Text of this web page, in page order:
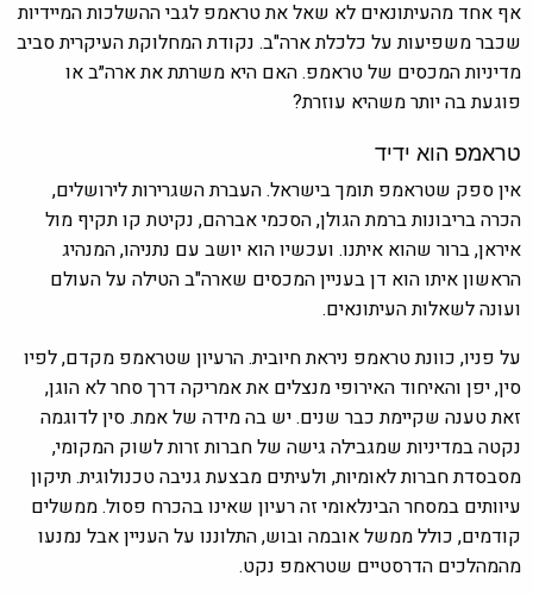
אף אחד מהעיתונאים לא שאל את טראמפ לגבי ההשלכות המיידיות
שכבר משפיעות על כלכלת ארה"ב. נקודת המחלוקת העיקרית סביב
מדיניות המכסים של טראמפ. האם היא משרתת את ארה״ב או
פוגעת בה יותר משהיא עוזרת?
טראמפ הוא ידיד
אין ספק שטראמפ תומך בישראל. העברת השגרירות לירושלים,
הכרה בריבונות ברמת הגולן, הסכמי אברהם, נקיטת קו תקיף מול
איראן, ברור שהוא איתנו. ועכשיו הוא יושב עם נתניהו, המנהיג
הראשון איתו הוא דן בעניין המכסים שארה"ב הטילה על העולם
ועונה לשאלות העיתונאים.
על פניו, כוונת טראמפ ניראת חיובית. הרעיון שטראמפ מקדם, לפיו
סין, יפן והאיחוד האירופי מנצלים את אמריקה דרך סחר לא הוגן,
זאת טענה שקיימת כבר שנים. יש בה מידה של אמת. סין לדוגמה
נקטה במדיניות שמגבילה גישה של חברות זרות לשוק המקומי,
מסבסדת חברות לאומיות, ולעיתים מבצעת גניבה טכנולוגית. תיקון
עיוותים במסחר הבינלאומי זה רעיון שאינו בהכרח פסול. ממשלים
קודמים, כולל ממשל אובמה ובוש, התלוננו על העניין אבל נמנעו
מהמהלכים הדרסטיים שטראמפ נקט.